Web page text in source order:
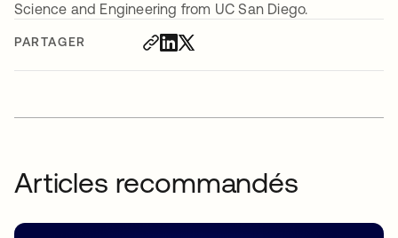
PARTAGER
Science and Engineering from UC San Diego.
Articles recommandés